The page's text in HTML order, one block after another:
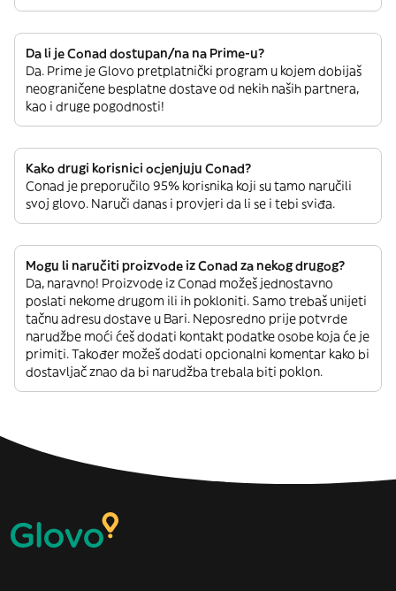
Da li je Conad dostupan/na na Prime-u?
Da. Prime je Glovo pretplatnički program u kojem dobijaš
neograničene besplatne dostave od nekih naših partnera,
kao i druge pogodnosti!
Kako drugi korisnici ocjenjuju Conad?
Conad je preporučilo 95% korisnika koji su tamo naručili
svoj glovo. Naruči danas i provjeri da li se i tebi sviđa.
Mogu li naručiti proizvode iz Conad za nekog drugog?
Da, naravno! Proizvode iz Conad možeš jednostavno
poslati nekome drugom ili ih pokloniti. Samo trebaš unijeti
tačnu adresu dostave u Bari. Neposredno prije potvrde
narudžbe moći ćeš dodati kontakt podatke osobe koja će je
primiti. Također možeš dodati opcionalni komentar kako bi
dostavljač znao da bi narudžba trebala biti poklon.